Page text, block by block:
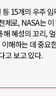
15개의 우주
로, NASA는
혜성의 꼬리,
해하는 데 중요
고 보고 있다.